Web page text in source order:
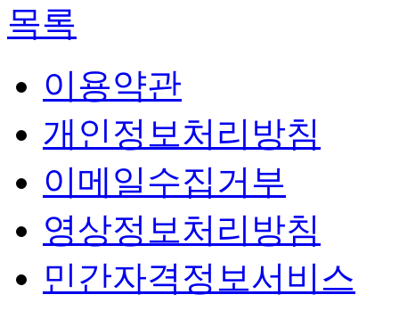
목록
이용약관
개인정보처리방침
이메일수집거부
영상정보처리방침
민간자격정보서비스